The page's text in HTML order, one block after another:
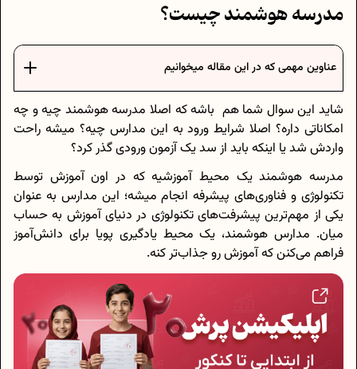
مدرسه هوشمند چیست؟
عناوین مهمی که در این مقاله میخوانیم
شاید این سوال شما هم باشه که اصلا مدرسه هوشمند چیه و چه
امکاناتی داره؟ اصلا شرایط ورود به این مدارس چیه؟ میشه راحت
واردش شد یا اینکه باید از سد یک آزمون ورودی گذر کرد؟
مدرسه هوشمند یک محیط آموزشیه که در اون آموزش توسط
تکنولوژی و فناوری‌های پیشرفه انجام میشه؛ این مدارس به عنوان
یکی از مهم‌ترین پیشرفت‌های تکنولوژی در دنیای آموزش به حساب
میان. مدارس هوشمند، یک محیط یادگیری پویا برای دانش‌آموز
فراهم می‌کنن که آموزش رو جذاب‌تر کنه.